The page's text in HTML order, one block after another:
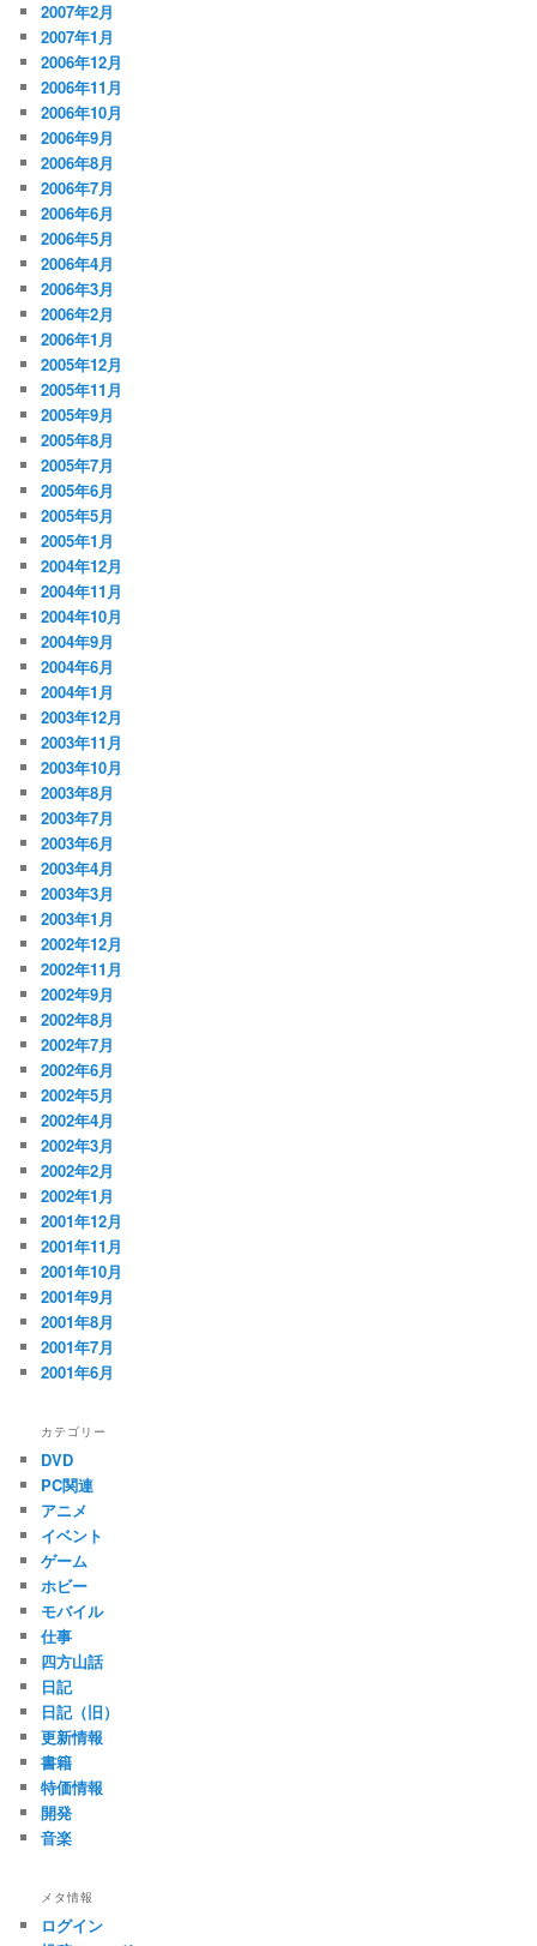
2007年2月
2007年1月
2006年12月
2006年11月
2006年10月
2006年9月
2006年8月
2006年7月
2006年6月
2006年5月
2006年4月
2006年3月
2006年2月
2006年1月
2005年12月
2005年11月
2005年9月
2005年8月
2005年7月
2005年6月
2005年5月
2005年1月
2004年12月
2004年11月
2004年10月
2004年9月
2004年6月
2004年1月
2003年12月
2003年11月
2003年10月
2003年8月
2003年7月
2003年6月
2003年4月
2003年3月
2003年1月
2002年12月
2002年11月
2002年9月
2002年8月
2002年7月
2002年6月
2002年5月
2002年4月
2002年3月
2002年2月
2002年1月
2001年12月
2001年11月
2001年10月
2001年9月
2001年8月
2001年7月
2001年6月
カテゴリー
DVD
PC関連
アニメ
イベント
ゲーム
ホビー
モバイル
仕事
四方山話
日記
日記（旧）
更新情報
書籍
特価情報
開発
音楽
メタ情報
ログイン